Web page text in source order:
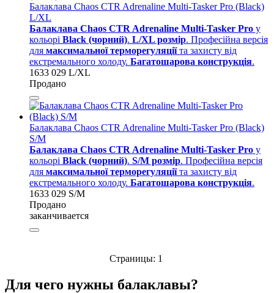
Балаклава Chaos CTR Adrenaline Multi-Tasker Pro (Black)
L/XL
Балаклава Chaos CTR Adrenaline Multi-Tasker Pro у
кольорі Black (чорний). L/XL розмір. Професійна версія
для максимальної терморегуляціїта захисту від
екстремального холоду. Багатошарова конструкція.
1633 029 L/XL
Продано
Балаклава Chaos CTR Adrenaline Multi-Tasker Pro (Black)
S/M
Балаклава Chaos CTR Adrenaline Multi-Tasker Pro у
кольорі Black (чорний). S/M розмір. Професійна версія
для максимальної терморегуляціїта захисту від
екстремального холоду. Багатошарова конструкція.
1633 029 S/M
Продано
заканчивается
Страницы: 1
Для чего нужны балаклавы?